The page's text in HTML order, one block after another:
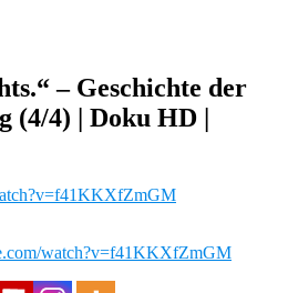
– Geschichte der
(4/4) | Doku HD |
watch?v=f41KKXfZmGM